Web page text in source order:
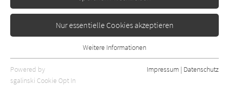
Nur essentielle Cookies akzeptieren
Essentielle Cookies werden für grundlegende Funktionen der
Webseite benötigt. Dadurch ist gewährleistet, dass die Webseite
Weitere Informationen
Powered by
sgalinski Cookie Opt In
Impressum | Datenschutz